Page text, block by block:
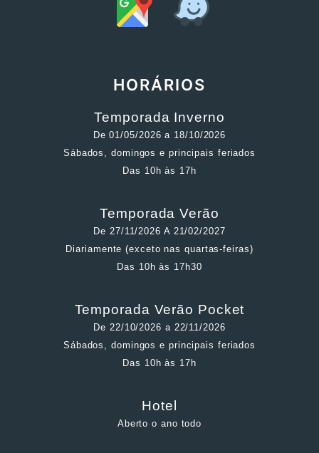
HORÁRIOS
Temporada Inverno
De 01/05/2026 a 18/10/2026
Sábados, domingos e principais feriados
Das 10h às 17h
Temporada Verão
De 27/11/2026 A 21/02/2027
Diariamente (exceto nas quartas-feiras)
Das 10h às 17h30
Temporada Verão Pocket
De 22/10/2026 a 22/11/2026
Sábados, domingos e principais feriados
Das 10h às 17h
Hotel
Aberto o ano todo